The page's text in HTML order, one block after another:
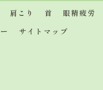
肩こり 首 眼精疲労
サイトマップ